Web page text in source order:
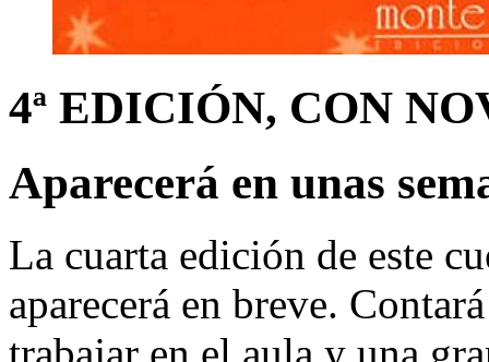
4ª EDICIÓN, CON
Aparecerá en unas
La cuarta edición de este
aparecerá en breve.